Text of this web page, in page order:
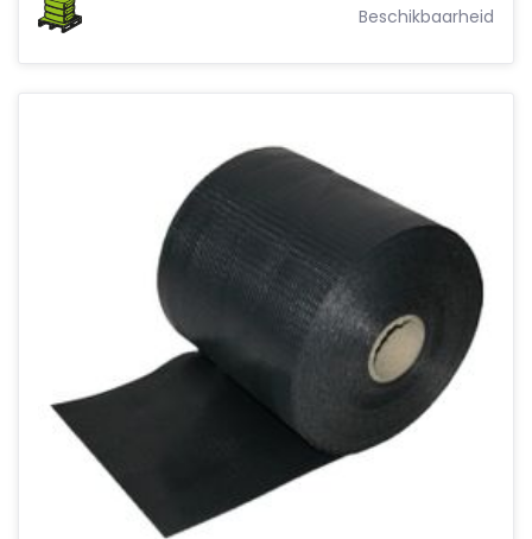
Beschikbaarheid